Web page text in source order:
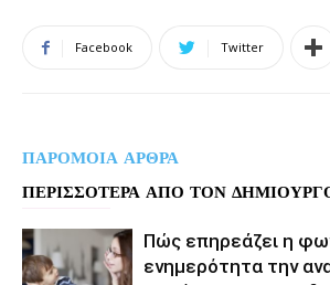
Facebook Twitter
ΠΑΡΟΜΟΙΑ ΑΡΘΡΑ
ΠΕΡΙΣΣΟΤΕΡΑ ΑΠΟ ΤΟΝ
Πώς επηρεάζει η
ενημερότητα την